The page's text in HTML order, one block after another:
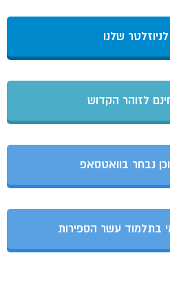
שלנו
לזוהר הקדוש
נבחר בוואטסאפ
בתלמוד עשר הספירות